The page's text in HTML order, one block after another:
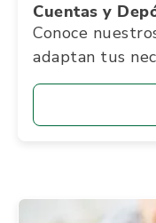
Cuentas y
Conoce
adaptan tus